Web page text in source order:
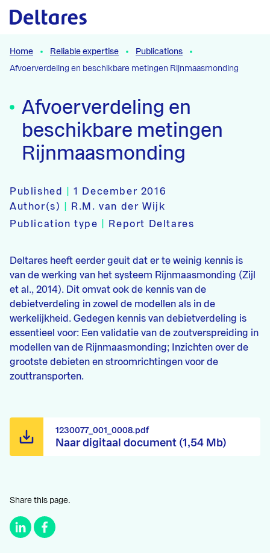
Naar hoofdcontent
Home Reliable expertise
Publications
Afvoerverdeling en beschikbare metingen Rijnmaasmonding
Afvoerverdeling en
beschikbare metingen
Rijnmaasmonding
Published |1 December 2016
Author(s)
R.M. van der Wijk
Publication type
Report Deltares
Deltares heeft eerder geuit dat er te weinig kennis is
van de werking van het systeem Rijnmaasmonding (Zijl
et al., 2014). Dit omvat ook de kennis van de
debietverdeling in zowel de modellen als in de
werkelijkheid. Gedegen kennis van debietverdeling is
essentieel voor: Een validatie van de zoutverspreiding in
modellen van de Rijnmaasmonding; Inzichten over de
grootste debieten en stroomrichtingen voor de
zouttransporten.
Naar digitaal document (1,54 Mb)
1230077_001_0008.pdf
Share this page.